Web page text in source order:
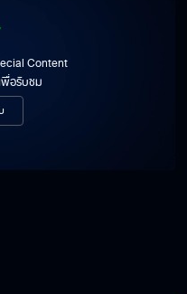
Content
พื่อรับชม